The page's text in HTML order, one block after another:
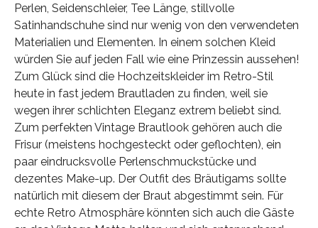
Perlen, Seidenschleier, Tee Länge, stillvolle
Satinhandschuhe sind nur wenig von den verwendeten
Materialien und Elementen. In einem solchen Kleid
würden Sie auf jeden Fall wie eine Prinzessin aussehen!
Zum Glück sind die Hochzeitskleider im Retro-Stil
heute in fast jedem Brautladen zu finden, weil sie
wegen ihrer schlichten Eleganz extrem beliebt sind.
Zum perfekten Vintage Brautlook gehören auch die
Frisur (meistens hochgesteckt oder geflochten), ein
paar eindrucksvolle Perlenschmuckstücke und
dezentes Make-up. Der Outfit des Bräutigams sollte
natürlich mit diesem der Braut abgestimmt sein. Für
echte Retro Atmosphäre könnten sich auch die Gäste